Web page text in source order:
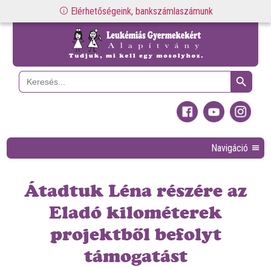
Elérhetőségeink, bankszámlaszámunk
Search
for:
Search Button
Navigáció
Átadtuk Léna részére az
Eladó kilométerek
projektből befolyt
támogatást